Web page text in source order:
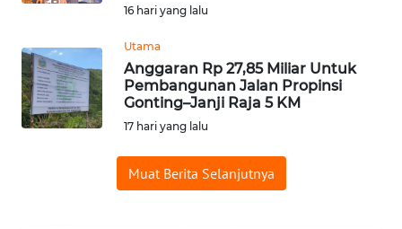
16 hari yang lalu
Utama
Anggaran Rp 27,85 Miliar Untuk
Pembangunan Jalan Propinsi
Gonting–Janji Raja 5 KM
17 hari yang lalu
Muat Berita Selanjutnya
SIMALUNGUN
WN
LABUHANBATU